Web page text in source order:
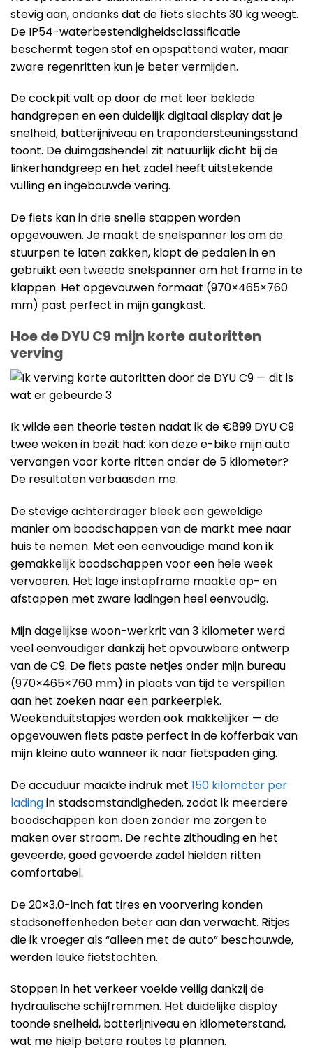
stevig aan, ondanks dat de fiets slechts 30 kg weegt.
De IP54-waterbestendigheidsclassificatie
beschermt tegen stof en opspattend water, maar
zware regenritten kun je beter vermijden.
De cockpit valt op door de met leer beklede
handgrepen en een duidelijk digitaal display dat je
snelheid, batterijniveau en trapondersteuningsstand
toont. De duimgashendel zit natuurlijk dicht bij de
linkerhandgreep en het zadel heeft uitstekende
vulling en ingebouwde vering.
De fiets kan in drie snelle stappen worden
opgevouwen. Je maakt de snelspanner los om de
stuurpen te laten zakken, klapt de pedalen in en
gebruikt een tweede snelspanner om het frame in te
klappen. Het opgevouwen formaat (970×465×760
mm) past perfect in mijn gangkast.
Hoe de DYU C9 mijn korte autoritten
verving
Ik wilde een theorie testen nadat ik de €899 DYU C9
twee weken in bezit had: kon deze e-bike mijn auto
vervangen voor korte ritten onder de 5 kilometer?
De resultaten verbaasden me.
De stevige achterdrager bleek een geweldige
manier om boodschappen van de markt mee naar
huis te nemen. Met een eenvoudige mand kon ik
gemakkelijk boodschappen voor een hele week
vervoeren. Het lage instapframe maakte op- en
afstappen met zware ladingen heel eenvoudig.
Mijn dagelijkse woon-werkrit van 3 kilometer werd
veel eenvoudiger dankzij het opvouwbare ontwerp
van de C9. De fiets paste netjes onder mijn bureau
(970×465×760 mm) in plaats van tijd te verspillen
aan het zoeken naar een parkeerplek.
Weekenduitstapjes werden ook makkelijker — de
opgevouwen fiets paste perfect in de kofferbak van
mijn kleine auto wanneer ik naar fietspaden ging.
De accuduur maakte indruk met 150 kilometer per
ladingin stadsomstandigheden, zodat ik meerdere
boodschappen kon doen zonder me zorgen te
maken over stroom. De rechte zithouding en het
geveerde, goed gevoerde zadel hielden ritten
comfortabel.
De 20×3.0-inch fat tires en voorvering konden
stadsoneffenheden beter aan dan verwacht. Ritjes
die ik vroeger als “alleen met de auto” beschouwde,
werden leuke fietstochten.
Stoppen in het verkeer voelde veilig dankzij de
hydraulische schijfremmen. Het duidelijke display
toonde snelheid, batterijniveau en kilometerstand,
wat me hielp betere routes te plannen.